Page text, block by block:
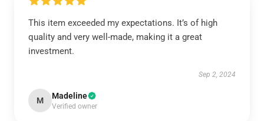
This item exceeded my expectations. It’s of high
quality and very well-made, making it a great
investment.
Sep 2, 2024
M Madeline
Verified owner